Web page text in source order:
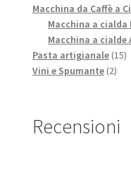
Macchina da Caffè a
Macchina a cialda
Macchina a cialde
Pasta artigianale 1515
Vini e Spumante 22
Recensioni